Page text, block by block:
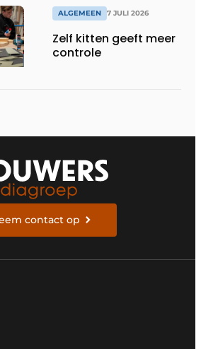
ALGEMEEN 7 JULI 2026
Zelf kitten geeft meer
controle
contact op